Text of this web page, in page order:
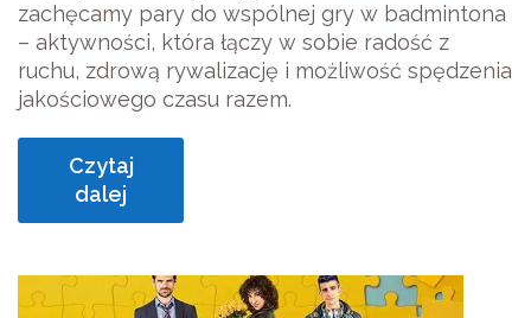
zachęcamy pary do wspólnej gry w badmintona
– aktywności, która łączy w sobie radość z
ruchu, zdrową rywalizację i możliwość spędzenia
jakościowego czasu razem.
Czytaj
dalej